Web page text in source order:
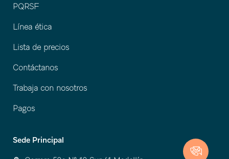
PQRSF
Línea ética
Lista de precios
Contáctanos
Trabaja con nosotros
Pagos
Sede Principal